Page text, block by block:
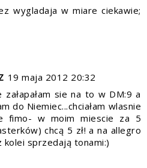
wygladaja w miare ciekawie;
19 maja 2012 20:32
załapałam sie na to w DM:9 a
do Niemiec...chciałam wlasnie
fimo- w moim miescie za 5
chcą 5 zł! a na allegro
kolei sprzedają tonami:)